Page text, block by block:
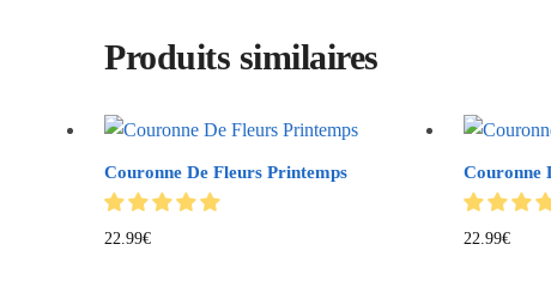
Produits similaires
Couronne De Fleurs Printemps
22.99€
Couronne
22.99€